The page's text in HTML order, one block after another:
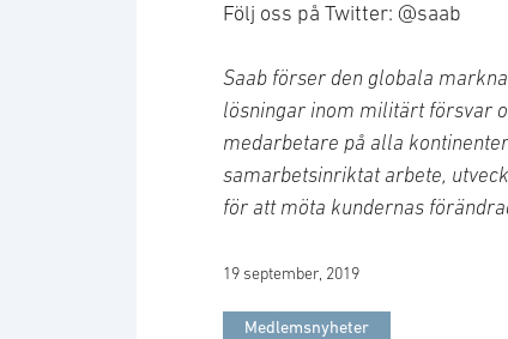
Följ oss på Twitter: @saab
Saab förser den globala
lösningar inom militärt försvar
medarbetare på alla
samarbetsinriktat arbete,
för att möta kundernas
19 september, 2019
Medlemsnyheter